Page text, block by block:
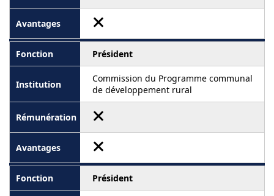
Président
Commission du Programme communal
de développement rural
Président